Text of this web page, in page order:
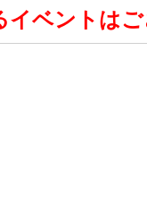
イベントは